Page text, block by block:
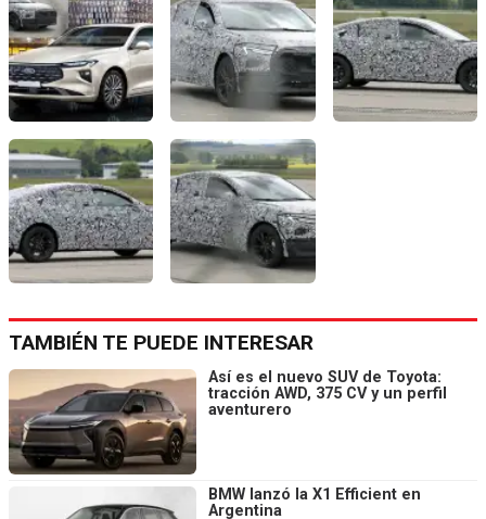
TAMBIÉN TE PUEDE INTERESAR
Así es el nuevo SUV de Toyota:
tracción AWD, 375 CV y un perfil
aventurero
BMW lanzó la X1 Efficient en
Argentina